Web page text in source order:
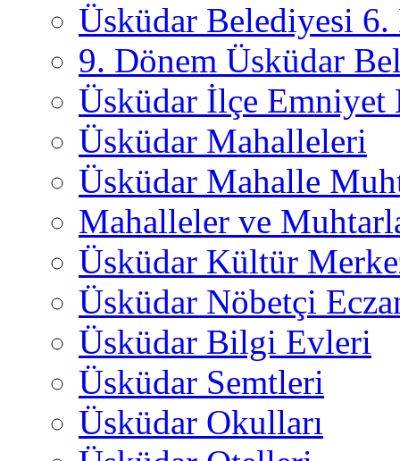
Üsküdar Belediyesi 6.
9. Dönem Üsküdar
Üsküdar İlçe
Üsküdar Mahalleleri
Üsküdar Mahalle
Mahalleler ve
Üsküdar Kültür
Üsküdar Nöbetçi
Üsküdar Bilgi Evleri
Üsküdar Semtleri
Üsküdar Okulları